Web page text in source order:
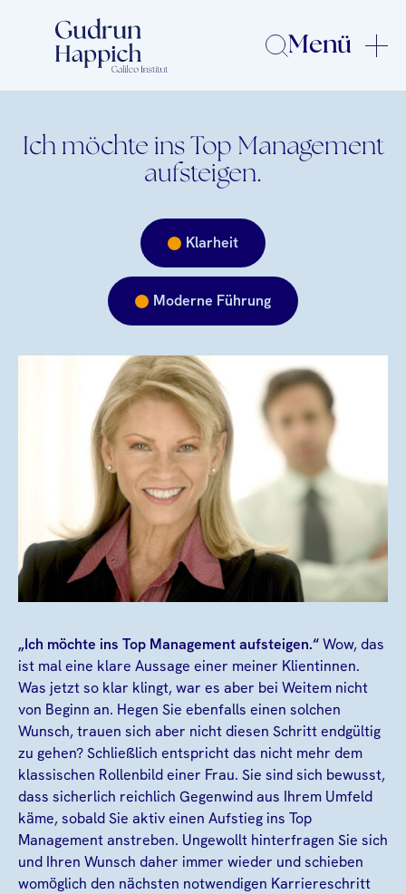
Menü
Ich möchte ins Top Management
aufsteigen.
Klarheit
Moderne Führung
„Ich möchte ins Top Management aufsteigen.“Wow, das
ist mal eine klare Aussage einer meiner Klientinnen.
Was jetzt so klar klingt, war es aber bei Weitem nicht
von Beginn an. Hegen Sie ebenfalls einen solchen
Wunsch, trauen sich aber nicht diesen Schritt endgültig
zu gehen? Schließlich entspricht das nicht mehr dem
klassischen Rollenbild einer Frau. Sie sind sich bewusst,
dass sicherlich reichlich Gegenwind aus Ihrem Umfeld
käme, sobald Sie aktiv einen Aufstieg ins Top
Management anstreben. Ungewollt hinterfragen Sie sich
und Ihren Wunsch daher immer wieder und schieben
womöglich den nächsten notwendigen Karriereschritt